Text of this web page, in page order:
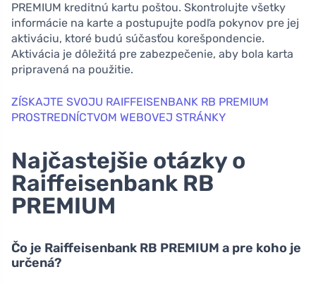
PREMIUM kreditnú kartu poštou. Skontrolujte všetky
informácie na karte a postupujte podľa pokynov pre jej
aktiváciu, ktoré budú súčasťou korešpondencie.
Aktivácia je dôležitá pre zabezpečenie, aby bola karta
pripravená na použitie.
ZÍSKAJTE SVOJU RAIFFEISENBANK RB PREMIUM
PROSTREDNÍCTVOM WEBOVEJ STRÁNKY
Najčastejšie otázky o
Raiffeisenbank RB
PREMIUM
Čo je Raiffeisenbank RB PREMIUM a pre koho je
určená?